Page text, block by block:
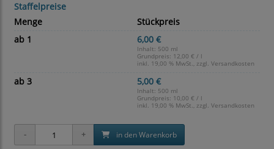
Staffelpreise
Menge
Stückpreis
ab 1
6,00 €
Inhalt: 500 ml
Grundpreis: 12,00 € / l
inkl. 19,00 % MwSt., zzgl. Versandkosten
ab 3 5,00 €
Inhalt: 500 ml
Grundpreis: 10,00 € / l
inkl. 19,00 % MwSt., zzgl. Versandkosten
in den Warenkorb